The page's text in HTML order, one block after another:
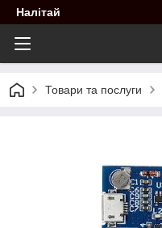
Налітай
Товари та послуги